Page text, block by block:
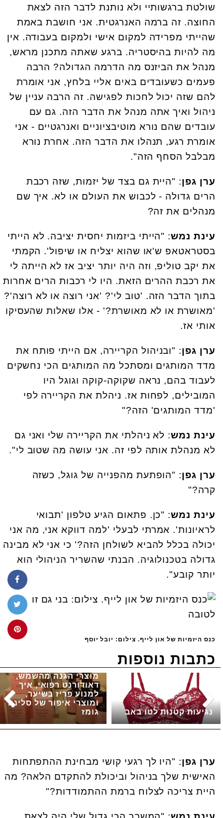
שולטת ברגשותיי ולא נותנת לדבר הזה לצאת
החוצה. זה ברמה האנרגטית. אני חושבת באמת
שהייתי מפרידה למקום אישי ולמקום בעבודה. אין
מה להיות בהיסטריה. ברגע שאתה מתכנן מראש,
מנהל את הביזנס מה הדרמה הגדולה? הרבה
פעמים כשעובדים באים אליי בלחץ, אני אומרת
להם שזה יכול לחכות לפגישה. זה הרבה עניין של
ניהול ואיך אתה מנהל את הדבר הזה. גם עם
עובדים שהם נורא מוטיבציוניים ואנרגטיים - אני
אומרת רגע, תנהלו את הדבר הזה. אחרת נורא
מבלבל הסחף הזה".
ערן גפן: "היית גם בצד של יזמות, שזה רכבת
הרים גדולה - לכבוש את העולם או לא. איך שם
מנהלים את זה?
עינת נמש: "הייתי ביזמות יחסית יציבה. לא הייתי
בסטראטאפ ש'או שהוא יצליח או שיפול'. הקמתי
את יקב טוליפ, וזה היה יותר יציב אז לא הייתה לי
את רכבת ההרים הזאת. היו לי רכבות הרים אחרות
בתוך הדבר הזה. 'טוב לי'? 'אני רוצה או לא רוצה'?
'מאושרת או לא מאושרת?' - אלו שאלות שהעסיקו
אותי אז.
ערן גפן: "ובניהול הקריירה, אם הייתי פותח את
מדד המותגים ומסתכל מה המותגים הכי נחשקים
לעבוד בהם, נראה שקוקה-קוקה וגוגל היו
המובילים, לפחות אז. ניהלת את הקריירה לפי
'מדד המותגים' הזה?"
עינת נמש: לא ניהלתי את הקריירה שלי ואני גם
לא מנהלת אותה לפי זה. אני עושה מה שטוב לי".
ערן גפן: "הופתעת מהפנייה של גוגל, כשזה
קרה?"
עינת נמש: "כן. פתאום הגיע טלפון 'תבואי
לראיונות'. אמרתי לבעלי 'למה דווקא אני, מה אני
יכולה בכלל להביא לשולחן הזה?' כי אני לא מבינה
גדולה בטכנולוגיה. הבנתי שהשריר הניהולי הוא
יותר קובע".
כנס היזמיות של און לייף. צילום: יובל יוסף
כתבות נוספות
מוצרי הגנה מהשמש,
דאודורנט רפואי, איך
למנוע פריז בשיער,
ומוצרי איפור של סלינה
גומז
נגיעות קטנות לטו באב
ערן גפן: "היו לך רגעי קושי מבחינת ההתפתחות
האישית שלך בניהול וביכולת להתקדם הלאה? מה
היית צריכה לצלוח ברמת ההתמודדות?"